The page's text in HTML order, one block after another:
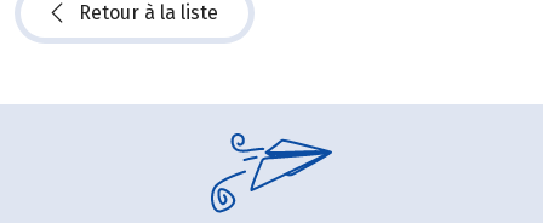
Retour à la liste